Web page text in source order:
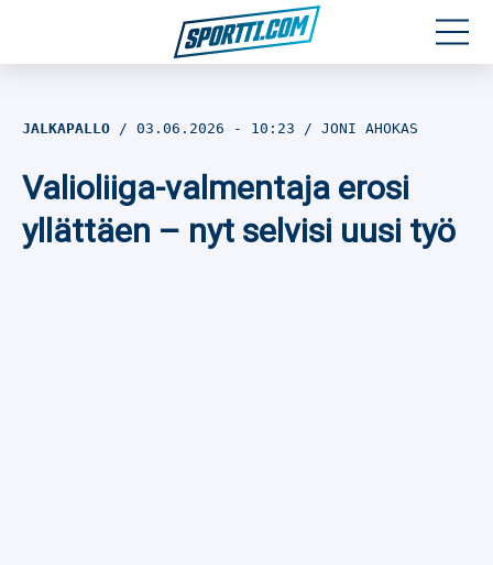
Jalkapallo
JALKAPALLO 03.06.2026 - 10:23 JONI AHOKAS
Valioliiga-valmentaja erosi
yllättäen – nyt selvisi uusi työ